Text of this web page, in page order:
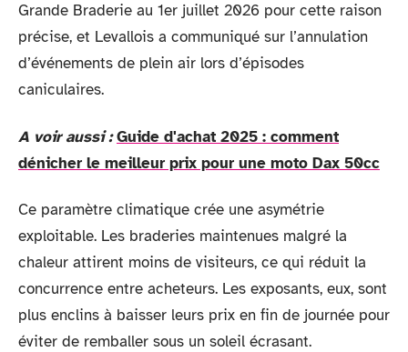
Grande Braderie au 1er juillet 2026 pour cette raison
précise, et Levallois a communiqué sur l’annulation
d’événements de plein air lors d’épisodes
caniculaires.
A voir aussi : Guide d'achat 2025 : comment
dénicher le meilleur prix pour une moto Dax 50cc
Ce paramètre climatique crée une asymétrie
exploitable. Les braderies maintenues malgré la
chaleur attirent moins de visiteurs, ce qui réduit la
concurrence entre acheteurs. Les exposants, eux, sont
plus enclins à baisser leurs prix en fin de journée pour
éviter de remballer sous un soleil écrasant.